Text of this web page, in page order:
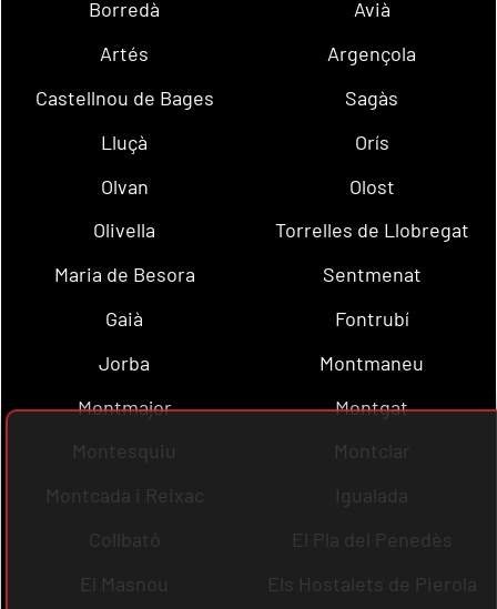
Borredà
Avià
Artés
Argençola
Castellnou de Bages
Sagàs
Lluçà
Orís
Olvan
Olost
Olivella
Torrelles de Llobregat
Maria de Besora
Sentmenat
Gaià
Fontrubí
Jorba
Montmaneu
Montmajor
Montgat
Montesquiu
Montclar
Montcada i Reixac
Igualada
Collbató
El Pla del Penedès
El Masnou
Els Hostalets de Pierola